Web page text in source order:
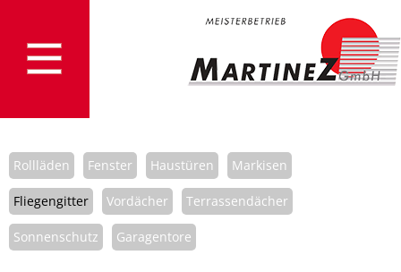
Rollläden Fenster Haustüren Markisen
Fliegengitter Vordächer Terrassendächer
Sonnenschutz Garagentore